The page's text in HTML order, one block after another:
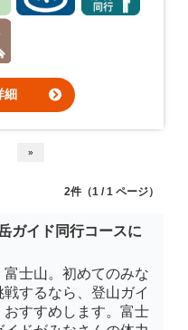
細
»
2件（1 / 1 ページ）
ガイド同行コースに
士山。初めてのみな
するなら、登山ガイ
おすすめします。富士